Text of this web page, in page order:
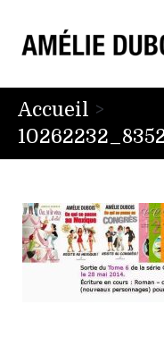
Accueil